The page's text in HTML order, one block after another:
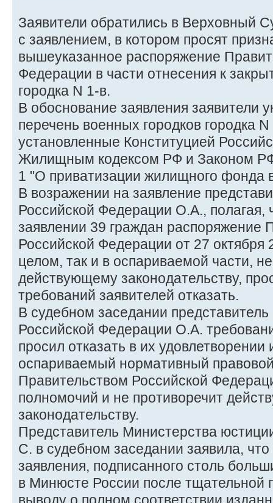
Заявители обратились в Верховный
с заявлением, в котором просят
вышеуказанное распоряжение
Федерации в части отнесения к
городка N 1-в.
В обоснование заявления заявители
перечень военных городков городка
установленные Конституцией
Жилищным кодексом РФ и Законом
1 "О приватизации жилищного фонда
В возражении на заявление
Российской Федерации О.А., полагая,
заявлении 39 граждан распоряжение
Российской Федерации от 27 октября
целом, так и в оспариваемой части,
действующему законодательству,
требований заявителей отказать.
В судебном заседании
Российской Федерации О.А.
просил отказать в их удовлетворении
оспариваемый нормативный
Правительством Российской
полномочий и не противоречит
законодательству.
Представитель Министерства
С. в судебном заседании заявила,
заявления, подписанного столь
в Минюсте России после тщательной
выводу о полном соответствии